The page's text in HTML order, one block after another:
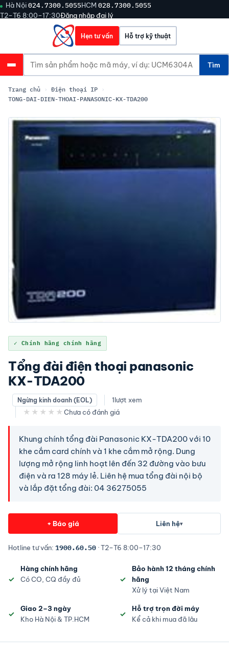
Hà Nội024.7300.5055HCM 028.7300.5055
T2–T6 8:00–17:30Đăng nhập đại lý
Hẹn tư vấn Hỗ trợ kỹ thuật
Tìm
Trang chủ › Điện thoại IP
›
TONG-DAI-DIEN-THOAI-PANASONIC-KX-TDA200
✓ Chính hãng chính hãng
Tổng đài điện thoại panasonic
KX-TDA200
Ngừng kinh doanh (EOL) 1lượt xem
★★★★★ Chưa có đánh giá
Khung chính tổng đài Panasonic KX-TDA200 với 10
khe cắm card chính và 1 khe cắm mở rộng. Dung
lượng mở rộng linh hoạt lên đến 32 đường vào bưu
điện và ra 128 máy lẻ. Liên hệ mua tổng đài nội bộ
và lắp đặt tổng đài: 04 36275055
+ Báo giá Liên hệ▾
Hotline tư vấn: 1900.60.50 · T2–T6 8:00–17:30
Hàng chính hãng
Có CO, CQ đầy đủ
Bảo hành 12 tháng chính
hãng
Xử lý tại Việt Nam
Giao 2–3 ngày
Kho Hà Nội & TP.HCM
Hỗ trợ trọn đời máy
Kể cả khi mua đã lâu